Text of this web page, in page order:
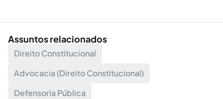
Assuntos relacionados
Direito Constitucional
Advocacia (Direito Constitucional)
Defensoria Pública